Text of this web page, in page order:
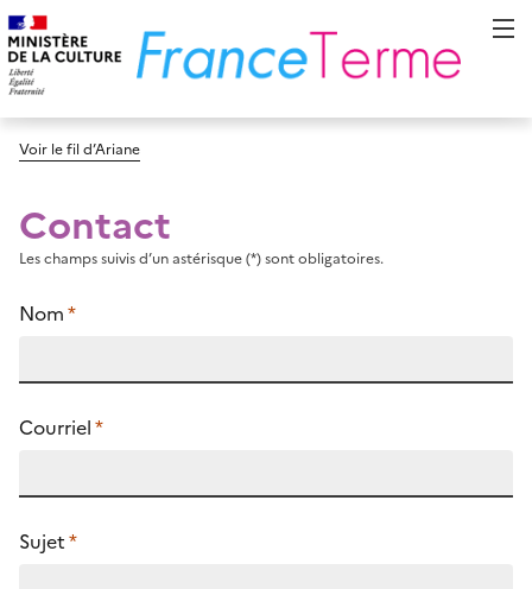
Voir le fil d’Ariane
Contact
Les champs suivis d’un astérisque (*) sont obligatoires.
Nom*
Courriel*
Sujet*